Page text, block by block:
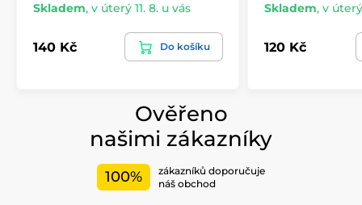
Skladem, v úterý 11. 8. u vás
140 Kč Do košíku
Skladem, v úterý
120 Kč
Ověřeno
našimi zákazníky
100%
zákazníků doporučuje
náš obchod